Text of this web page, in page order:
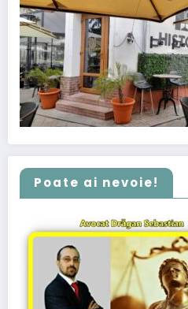
Poate ai nevoie!